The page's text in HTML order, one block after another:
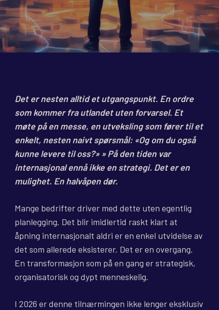
Det er nesten alltid et utgangspunkt. En ordre
som kommer fra utlandet uten forvarsel. Et
møte på en messe, en utveksling som fører til et
enkelt, nesten naivt spørsmål: «Og om du også
kunne levere til oss?» » På den tiden var
internasjonal ennå ikke en strategi. Det er en
mulighet. En halvåpen dør.
Mange bedrifter driver med dette uten egentlig
planlegging. Det blir imidlertid raskt klart at
åpning internasjonalt aldri er en enkel utvidelse av
det som allerede eksisterer. Det er en overgang.
En transformasjon som på en gang er strategisk,
organisatorisk og dypt menneskelig.
I 2026 er denne tilnærmingen ikke lenger eksklusiv